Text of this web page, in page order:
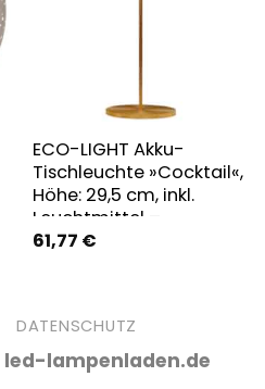
ECO-LIGHT Akku-
Tischleuchte »Cocktail«,
Höhe: 29,5 cm, inkl.
Leuchtmittel –
goldfarben
61,77 €
DATENSCHUTZ
led-lampenladen.de